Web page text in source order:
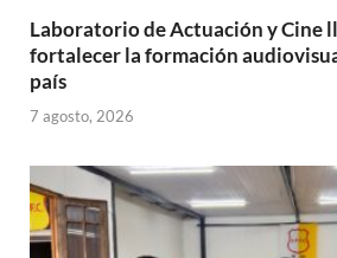
Laboratorio de Actuación y Cine
fortalecer la formación
país
7 agosto, 2026